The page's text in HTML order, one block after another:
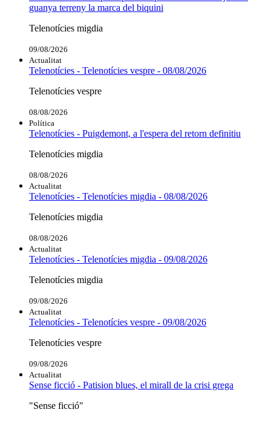
guanya terreny la marca del biquini
Telenotícies migdia
09/08/2026
Actualitat
Telenotícies - Telenotícies vespre - 08/08/2026
Telenotícies vespre
08/08/2026
Política
Telenotícies - Puigdemont, a l'espera del retorn definitiu
Telenotícies migdia
08/08/2026
Actualitat
Telenotícies - Telenotícies migdia - 08/08/2026
Telenotícies migdia
08/08/2026
Actualitat
Telenotícies - Telenotícies migdia - 09/08/2026
Telenotícies migdia
09/08/2026
Actualitat
Telenotícies - Telenotícies vespre - 09/08/2026
Telenotícies vespre
09/08/2026
Actualitat
Sense ficció - Patision blues, el mirall de la crisi grega
"Sense ficció"